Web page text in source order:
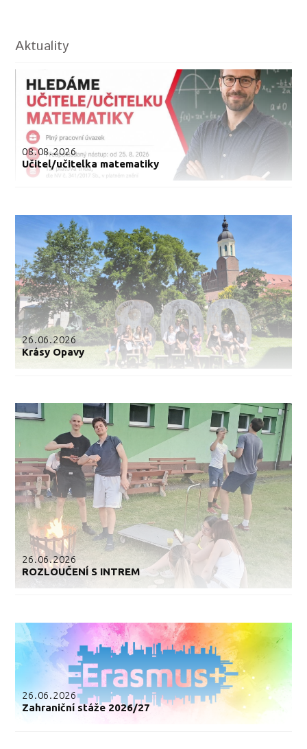
Aktuality
08.08.2026
Učitel/učitelka matematiky
26.06.2026
Krásy Opavy
26.06.2026
ROZLOUČENÍ S INTREM
26.06.2026
Zahraniční stáže 2026/27